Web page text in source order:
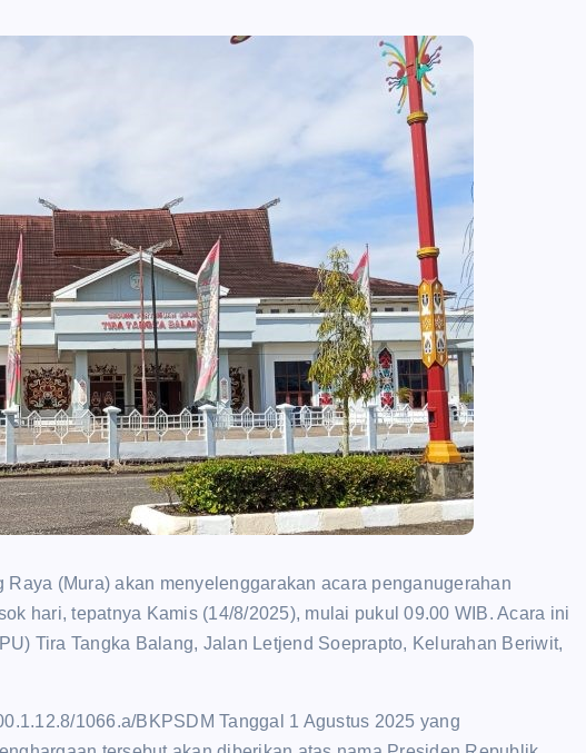
(Mura) akan menyelenggarakan acara penganugerahan
hari, tepatnya Kamis (14/8/2025), mulai pukul 09.00 WIB. Acara ini
Tira Tangka Balang, Jalan Letjend Soeprapto, Kelurahan Beriwit,
1066.a/BKPSDM Tanggal 1 Agustus 2025 yang